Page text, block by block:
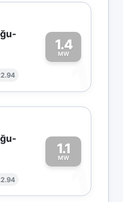
1.4
MW
1
1.1
MW
1